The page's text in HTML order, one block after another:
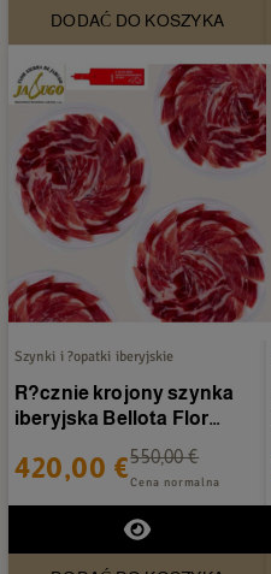
DODAĆ DO KOSZYKA
Szynki i ?opatki iberyjskie
R?cznie krojony szynka
iberyjska Bellota Flor
420,00 €550,00 €
Cena normalna